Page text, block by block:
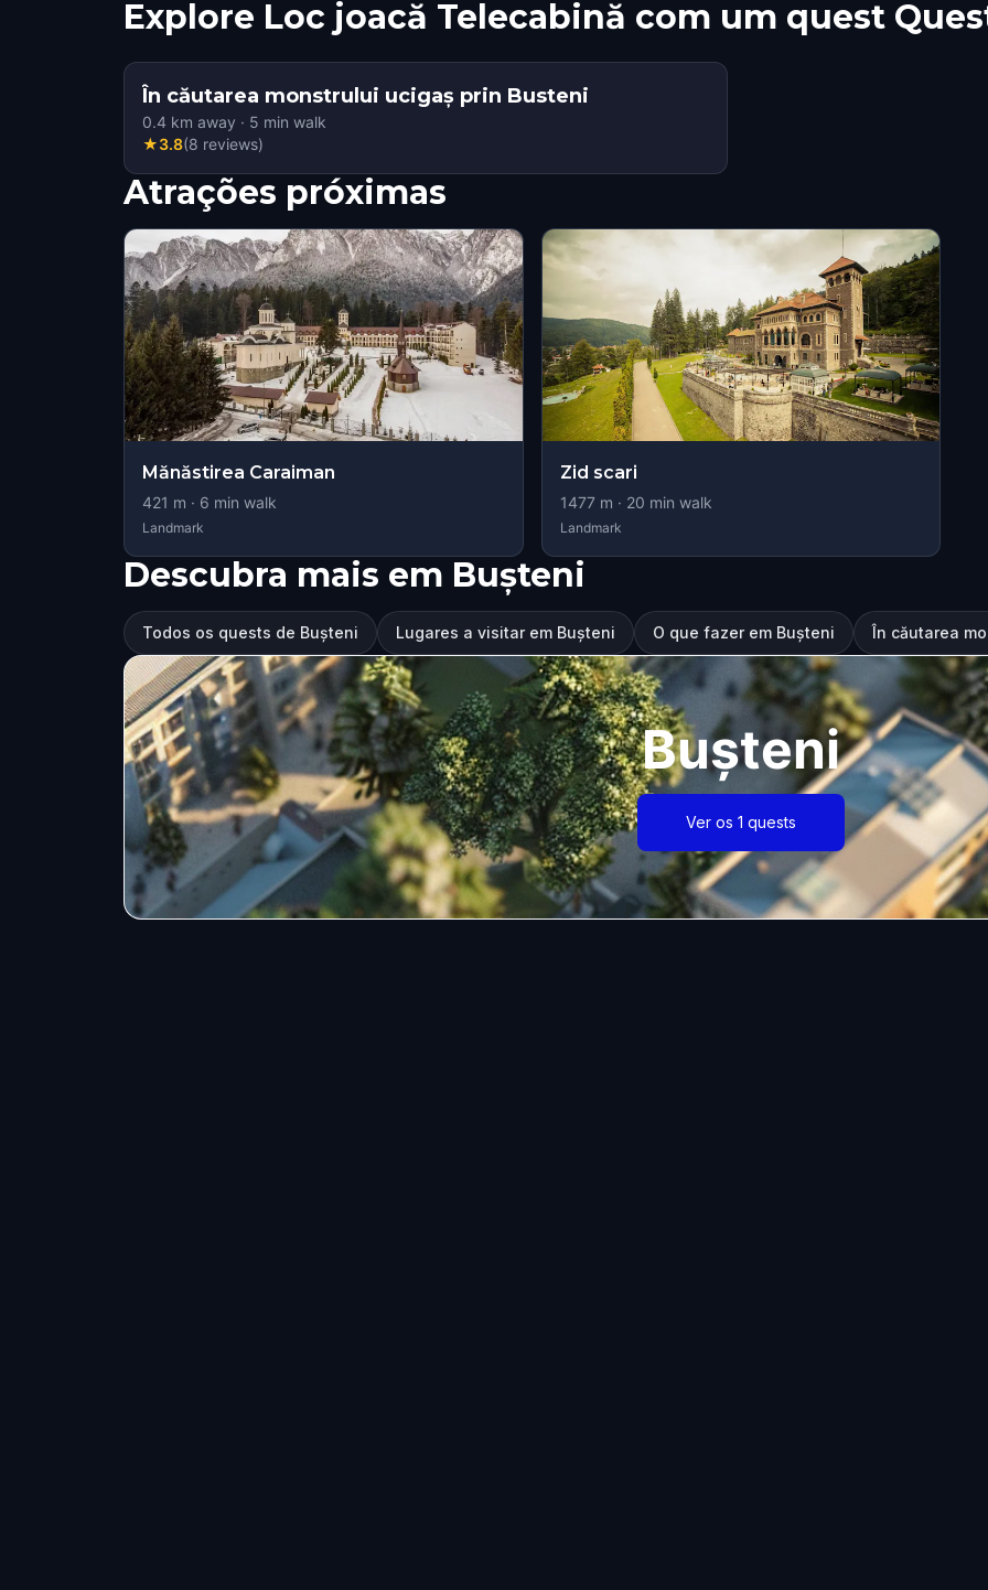
Explore Loc joacă Telecabină com um quest
În căutarea monstrului ucigaș prin Busteni
0.4 km away · 5 min walk
★3.8(8 reviews)
Atrações próximas
Mănăstirea Caraiman
421 m · 6 min walk
Landmark
Zid scari
1477m · 20 min walk
Landmark
Descubra mais em Bușteni
Todos os quests de Bușteni Lugares a visitar em Bușteni O que fazer em Bușteni În căutarea
Bușteni
Ver os 1 quests